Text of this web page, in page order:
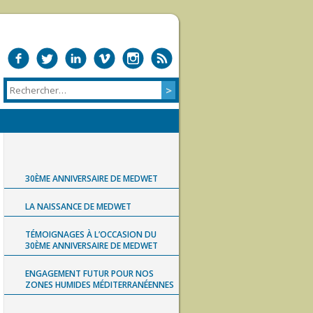
30ÈME ANNIVERSAIRE DE MEDWET
LA NAISSANCE DE MEDWET
TÉMOIGNAGES À L’OCCASION DU
30ÈME ANNIVERSAIRE DE MEDWET
ENGAGEMENT FUTUR POUR NOS
ZONES HUMIDES MÉDITERRANÉENNES